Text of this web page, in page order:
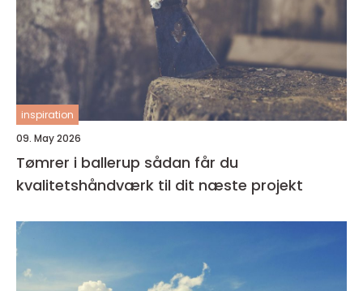
inspiration
09. May 2026
Tømrer i ballerup sådan får du
kvalitetshåndværk til dit næste projekt